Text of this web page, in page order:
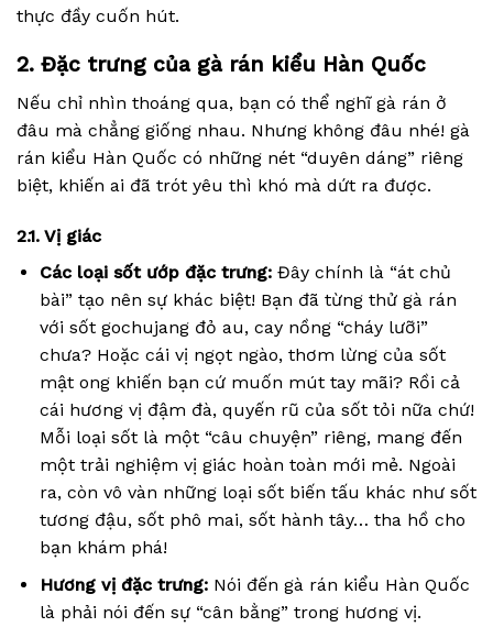
thực đầy cuốn hút.
2. Đặc trưng của gà rán kiểu Hàn Quốc
Nếu chỉ nhìn thoáng qua, bạn có thể nghĩ gà rán ở
đâu mà chẳng giống nhau. Nhưng không đâu nhé! gà
rán kiểu Hàn Quốc có những nét “duyên dáng” riêng
biệt, khiến ai đã trót yêu thì khó mà dứt ra được.
2.1. Vị giác
Các loại sốt ướp đặc trưng:Đây chính là “át chủ
bài” tạo nên sự khác biệt! Bạn đã từng thử gà rán
với sốt gochujang đỏ au, cay nồng “cháy lưỡi”
chưa? Hoặc cái vị ngọt ngào, thơm lừng của sốt
mật ong khiến bạn cứ muốn mút tay mãi? Rồi cả
cái hương vị đậm đà, quyến rũ của sốt tỏi nữa chứ!
Mỗi loại sốt là một “câu chuyện” riêng, mang đến
một trải nghiệm vị giác hoàn toàn mới mẻ. Ngoài
ra, còn vô vàn những loại sốt biến tấu khác như sốt
tương đậu, sốt phô mai, sốt hành tây… tha hồ cho
bạn khám phá!
Hương vị đặc trưng:Nói đến gà rán kiểu Hàn Quốc
là phải nói đến sự “cân bằng” trong hương vị.